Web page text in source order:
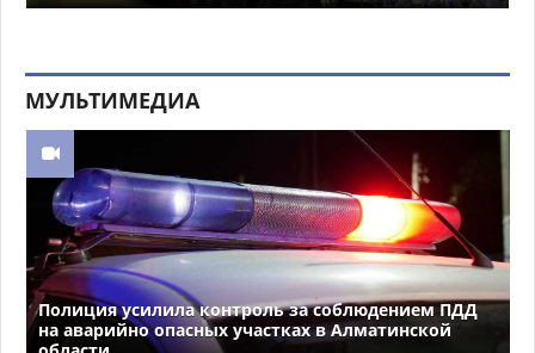
МУЛЬТИМЕДИА
Полиция усилила контроль за соблюдением ПДД
на аварийно опасных участках в Алматинской